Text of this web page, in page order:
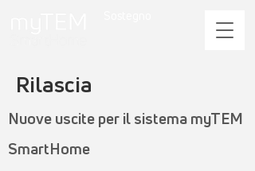
Rilascia
Nuove uscite per il sistema myTEM
SmartHome